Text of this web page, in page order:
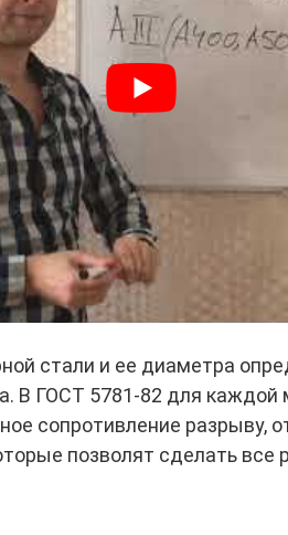
стали и ее диаметра
В ГОСТ 5781-82 для каждой
сопротивление разрыву,
позволят сделать все